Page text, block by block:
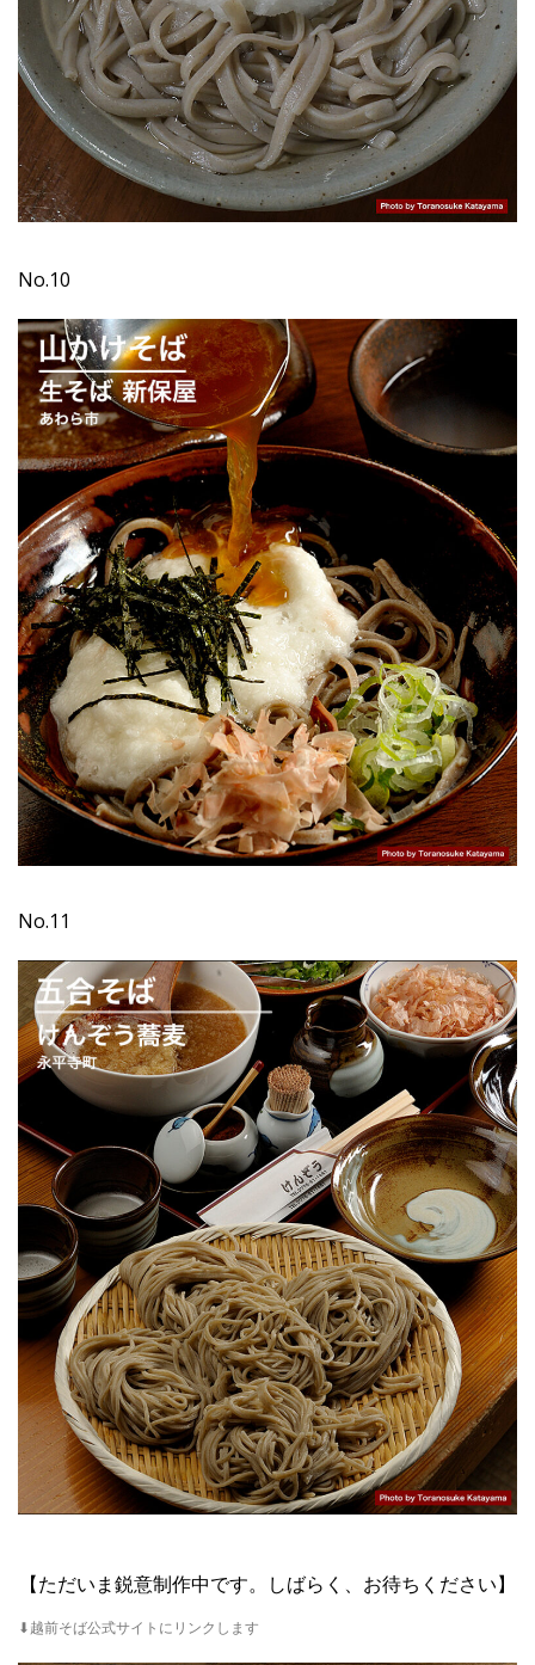
No.10
No.11
【ただいま鋭意制作中です。しばらく、お待ちください】
⬇︎越前そば公式サイトにリンクします